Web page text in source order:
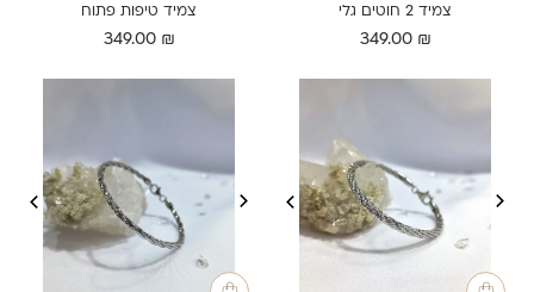
צמיד 2 חוטים גלי
349.00 ₪
צמיד טיפות פתוח
349.00 ₪